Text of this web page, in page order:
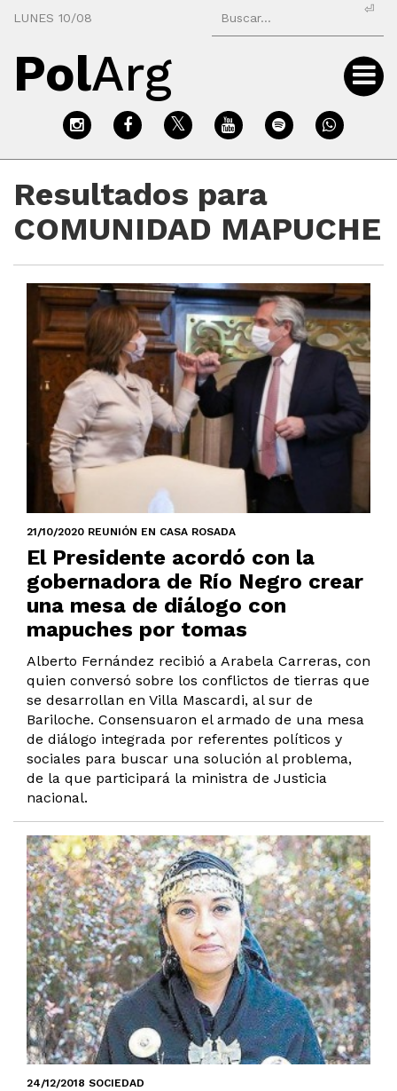
LUNES 10/08
⏎
PolArg
Resultados para
COMUNIDAD MAPUCHE
21/10/2020 REUNIÓN EN CASA ROSADA
El Presidente acordó con la
gobernadora de Río Negro crear
una mesa de diálogo con
mapuches por tomas
Alberto Fernández recibió a Arabela Carreras, con
quien conversó sobre los conflictos de tierras que
se desarrollan en Villa Mascardi, al sur de
Bariloche. Consensuaron el armado de una mesa
de diálogo integrada por referentes políticos y
sociales para buscar una solución al problema,
de la que participará la ministra de Justicia
nacional.
24/12/2018 SOCIEDAD